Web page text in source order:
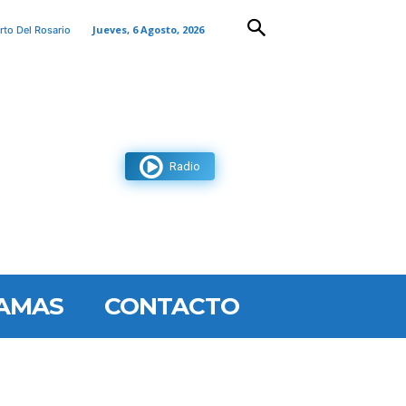
Del Rosario Jueves, 6 Agosto, 2026
Radio
CONTACTO